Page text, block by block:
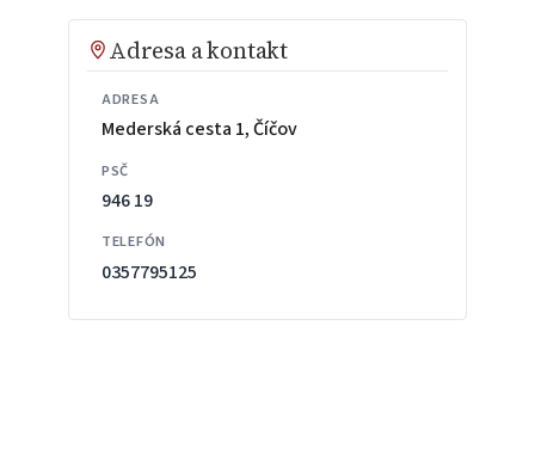
Adresa a kontakt
ADRESA
Mederská cesta 1, Číčov
PSČ
946 19
TELEFÓN
0357795125